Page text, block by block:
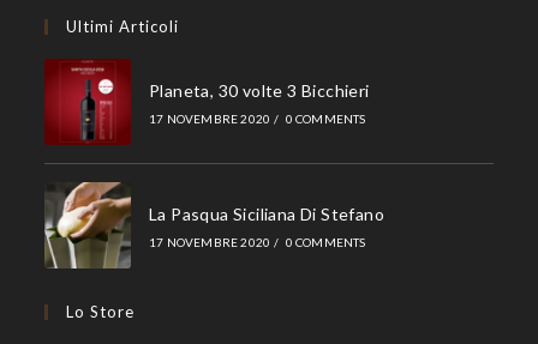
Ultimi Articoli
Planeta, 30 volte 3 Bicchieri
17 NOVEMBRE 2020 / 0 COMMENTS
La Pasqua Siciliana Di Stefano
17 NOVEMBRE 2020 / 0 COMMENTS
Lo Store